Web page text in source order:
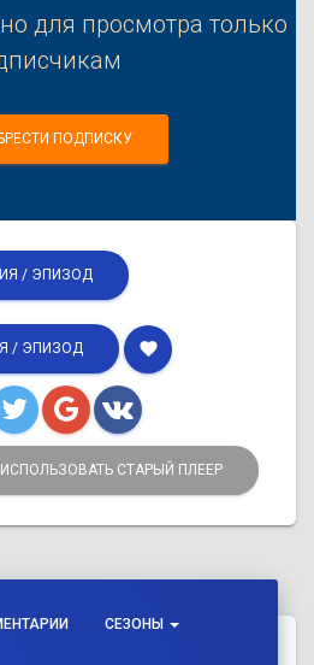
для просмотра только
ПОДПИСКУ
/ ЭПИЗОД
/ ЭПИЗОД favorite
ИСПОЛЬЗОВАТЬ СТАРЫЙ ПЛЕЕР
СЕЗОНЫ